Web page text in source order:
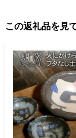
この返礼品を見